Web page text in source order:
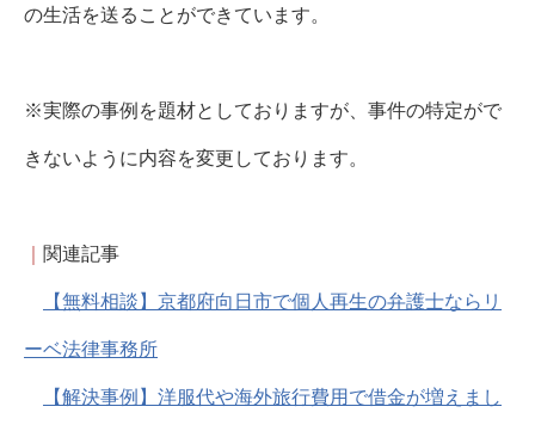
の生活を送ることができています。
※実際の事例を題材としておりますが、事件の特定がで
きないように内容を変更しております。
関連記事
【無料相談】京都府向日市で個人再生の弁護士ならリ
ーベ法律事務所
【解決事例】洋服代や海外旅行費用で借金が増えまし